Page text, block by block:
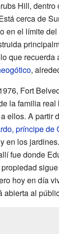
Hill, dentro
cerca de
en el límite
que recuerda
,
Fort
la familia
ellos. A partir
príncipe de
en los
fue donde
hoy en día
abierta al